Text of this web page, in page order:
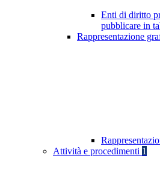
Enti di diritto
pubblicare in
Rappresentazione
Attività e procedimenti 1